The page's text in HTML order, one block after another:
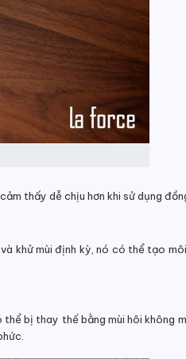
thấy dễ chịu hơn khi sử dụng
khử mùi định kỳ, nó có thể tạo
bị thay thế bằng mùi hôi không